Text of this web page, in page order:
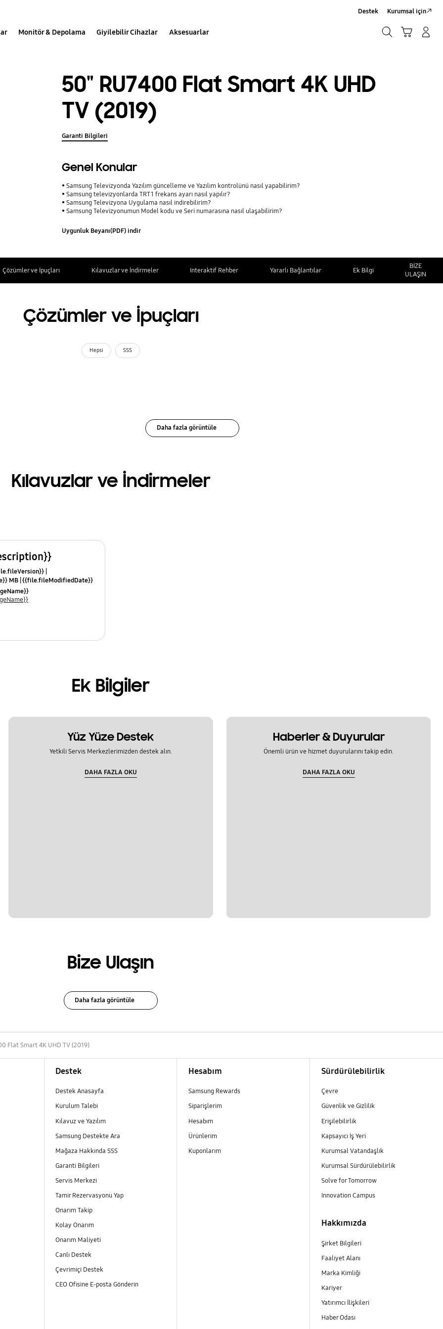
Monitör & Depolama Giyilebilir Cihazlar Aksesuarlar
Destek Kurumsal için
50" RU7400 Flat Smart 4K UHD
TV (2019)
Garanti Bilgileri
Genel Konular
Samsung Televizyonda Yazılım güncelleme ve Yazılım kontrolünü nasıl yapabilirim?
Samsung televizyonlarda TRT 1 frekans ayarı nasıl yapılır?
Samsung Televizyona Uygulama nasıl indirebilirim?
Samsung Televizyonumun Model kodu ve Seri numarasına nasıl ulaşabilirim?
Uygunluk Beyanı(PDF) indir
Çözümler ve İpuçları Kılavuzlar ve İndirmeler Interaktif Rehber Yararlı Bağlantılar Ek Bilgi
BİZE
ULAŞIN
Çözümler ve İpuçları
Hepsi SSS
Daha fazla görüntüle
Kılavuzlar ve İndirmeler
MB {{file.fileModifiedDate}}
Ek Bilgiler
Yüz Yüze Destek
Yetkili Servis Merkezlerimizden destek alın.
DAHA FAZLA OKU
Haberler & Duyurular
Önemli ürün ve hizmet duyurularını takip edin.
DAHA FAZLA OKU
Bize Ulaşın
Daha fazla görüntüle
Flat Smart 4K UHD TV (2019)
Destek
Destek Anasayfa
Kurulum Talebi
Kılavuz ve Yazılım
Samsung Destekte Ara
Mağaza Hakkında SSS
Garanti Bilgileri
Servis Merkezi
Tamir Rezervasyonu Yap
Onarım Takip
Kolay Onarım
Onarım Maliyeti
Canlı Destek
Çevrimiçi Destek
CEO Ofisine E-posta Gönderin
Hesabım
Samsung Rewards
Siparişlerim
Hesabım
Ürünlerim
Kuponlarım
Sürdürülebilirlik
Çevre
Güvenlik ve Gizlilik
Erişilebilirlik
Kapsayıcı İş Yeri
Kurumsal Vatandaşlık
Kurumsal Sürdürülebilirlik
Solve for Tomorrow
Innovation Campus
Hakkımızda
Şirket Bilgileri
Faaliyet Alanı
Marka Kimliği
Kariyer
Yatırımcı İlişkileri
Haber Odası